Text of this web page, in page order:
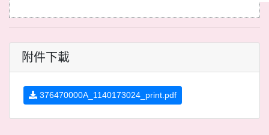
附件下載
376470000A_1140173024_print.pdf